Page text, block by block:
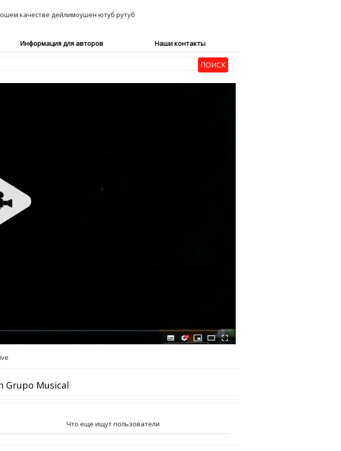
Информация для авторов Наши контакты
Grupo Musical
Что еще ищут пользователи